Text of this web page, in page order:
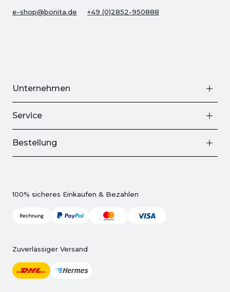
e-shop@bonita.de +49 (0)2852-950888
Unternehmen
Service
Bestellung
100% sicheres Einkaufen & Bezahlen
Zuverlässiger Versand